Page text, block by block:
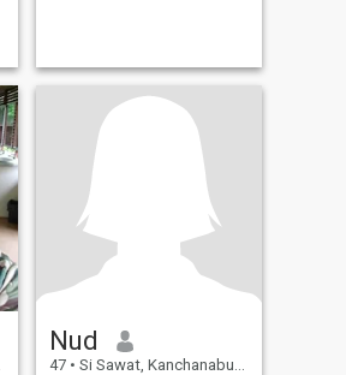
Nud
47 • Si Sawat, Kanchanaburi, Thailande